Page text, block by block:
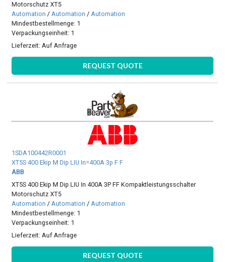
Motorschutz XT5
Automation /Automation /Automation
Mindestbestellmenge: 1
Verpackungseinheit: 1
Lieferzeit:Auf Anfrage
REQUEST QUOTE
1SDA100442R0001
XT5S 400 Ekip M Dip LIU In=400A 3p F F
ABB
XT5S 400 Ekip M Dip LIU In 400A 3P FF Kompaktleistungsschalter
Motorschutz XT5
Automation /Automation /Automation
Mindestbestellmenge: 1
Verpackungseinheit: 1
Lieferzeit:Auf Anfrage
REQUEST QUOTE